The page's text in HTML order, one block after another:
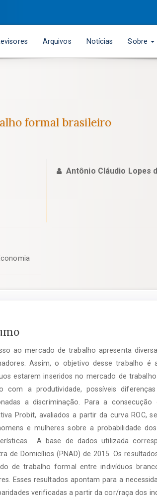
Arquivos Notícias Sobre
formal brasileiro
Antônio Cláudio Lopes
ao mercado de trabalho apresenta
Assim, o objetivo desse trabalho
estarem inseridos no mercado de
com a produtividade, possíveis
a discriminação. Para a
Probit, avaliados a partir da curva ROC,
e mulheres sobre a probabilidade
A base de dados utilizada
de Domicílios (PNAD) de 2015. Os
de trabalho formal entre indivíduos
Esses resultados apontam para a
verificadas a partir da cor/raça dos